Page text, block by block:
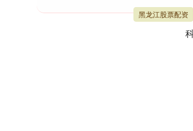
黑龙江股票配资